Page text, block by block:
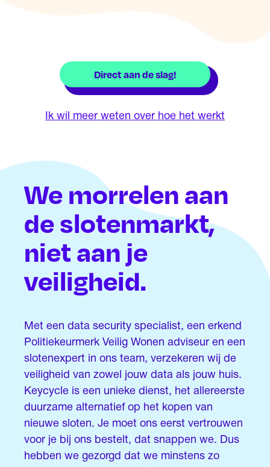
Direct aan de slag!
Ik wil meer weten over hoe het werkt
We morrelen aan
de slotenmarkt,
niet aan je
veiligheid.
Met een data security specialist, een erkend
Politiekeurmerk Veilig Wonen adviseur en een
slotenexpert in ons team, verzekeren wij de
veiligheid van zowel jouw data als jouw huis.
Keycycle is een unieke dienst, het allereerste
duurzame alternatief op het kopen van
nieuwe sloten. Je moet ons eerst vertrouwen
voor je bij ons bestelt, dat snappen we. Dus
hebben we gezorgd dat we minstens zo